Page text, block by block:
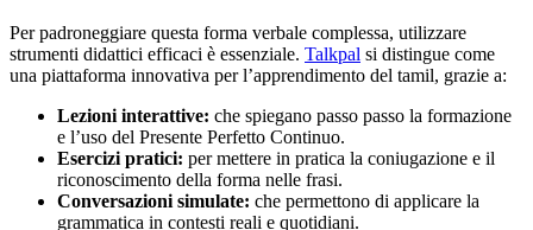
Per padroneggiare questa forma verbale complessa, utilizzare
strumenti didattici efficaci è essenziale. Talkpal si distingue come
una piattaforma innovativa per l’apprendimento del tamil, grazie a:
Lezioni interattive: che spiegano passo passo la formazione
e l’uso del Presente Perfetto Continuo.
Esercizi pratici: per mettere in pratica la coniugazione e il
riconoscimento della forma nelle frasi.
Conversazioni simulate: che permettono di applicare la
grammatica in contesti reali e quotidiani.